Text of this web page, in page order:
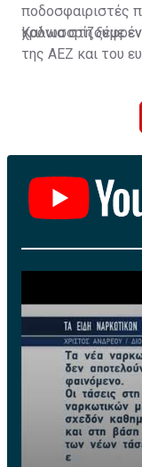
ποδοσφαιριστές
χρόνια στη
Καλωσορίζουμε
της ΑΕΖ και του